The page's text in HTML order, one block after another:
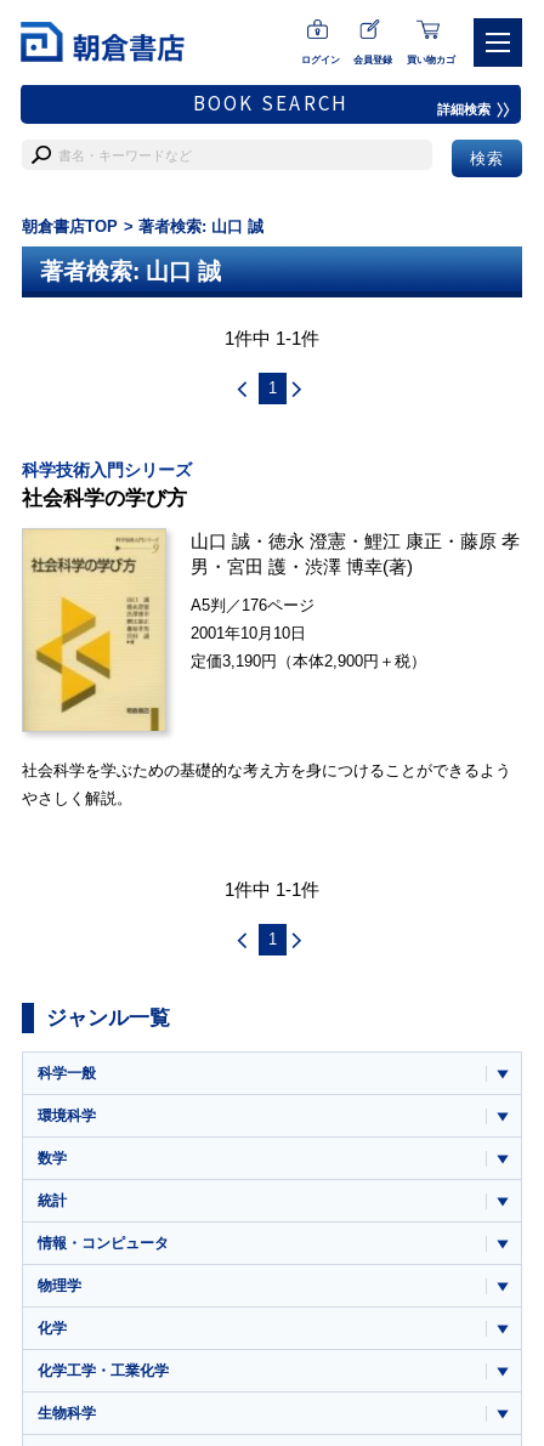
ログイン 会員登録 買い物カゴ
BOOK SEARCH 詳細検索
朝倉書店TOP 著者検索: 山口 誠
著者検索: 山口 誠
1件中 1-1件
1
科学技術入門シリーズ
社会科学の学び方
山口 誠 ・徳永 澄憲 ・鯉江 康正 ・藤原 孝
男 ・宮田 護 ・渋澤 博幸(著)
A5判／176ページ
2001年10月10日
定価3,190円（本体2,900円＋税）
社会科学を学ぶための基礎的な考え方を身につけることができるよう
やさしく解説。
1件中 1-1件
1
ジャンル一覧
科学一般
環境科学
数学
統計
情報・コンピュータ
物理学
化学
化学工学・工業化学
生物科学